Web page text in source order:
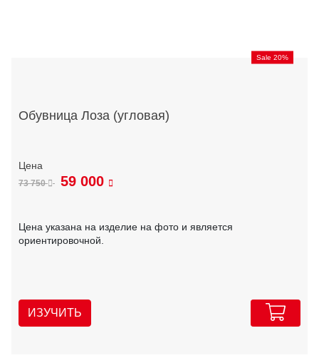
Sale 20%
Обувница Лоза (угловая)
73 750 59 000
Цена указана на изделие на фото и является
ориентировочной.
ИЗУЧИТЬ